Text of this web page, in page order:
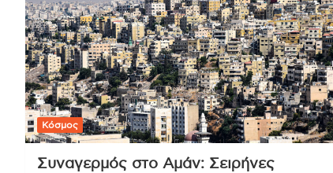
Κόσμος
Συναγερμός στο Αμάν: Σειρήνες